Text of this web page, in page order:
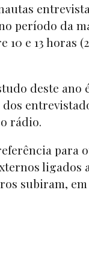
período da
10 e 13 horas
deste
rádio.
para
subiram, em